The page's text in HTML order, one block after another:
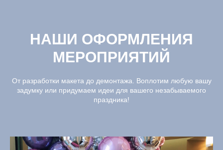
НАШИ ОФОРМЛЕНИЯ
МЕРОПРИЯТИЙ
От разработки макета до демонтажа. Воплотим любую вашу
задумку или придумаем идеи для вашего незабываемого
праздника!